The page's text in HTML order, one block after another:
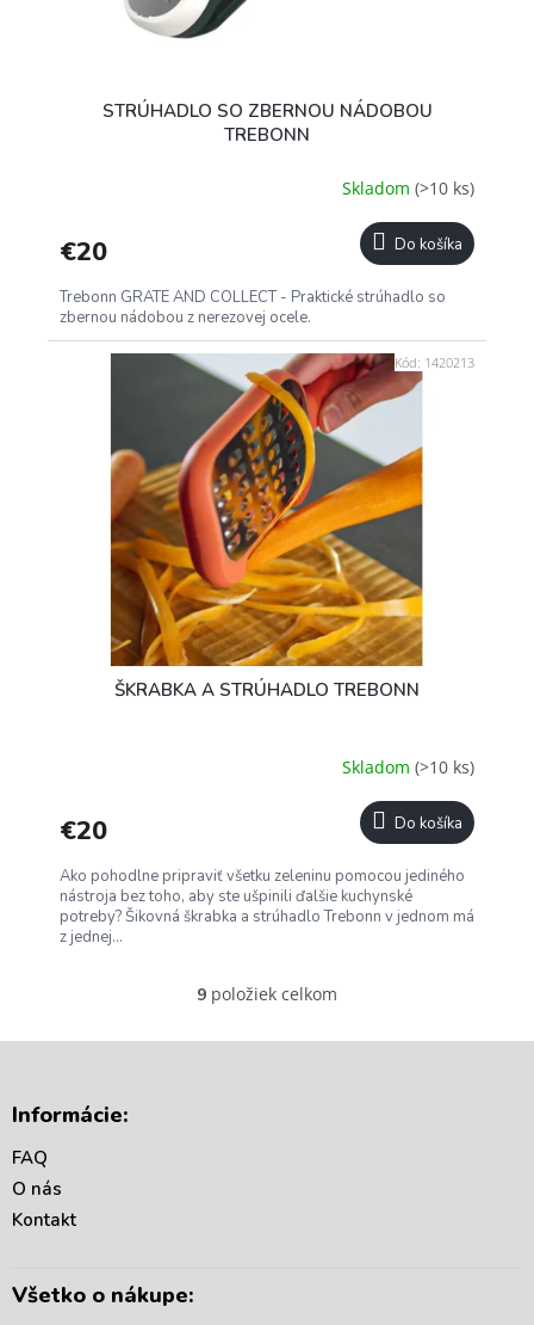
STRÚHADLO SO ZBERNOU NÁDOBOU
TREBONN
Skladom (>10 ks)
€20 Do košíka
Trebonn GRATE AND COLLECT - Praktické strúhadlo so
zbernou nádobou z nerezovej ocele.
ŠKRABKA A STRÚHADLO TREBONN
Skladom (>10 ks)
€20 Do košíka
Ako pohodlne pripraviť všetku zeleninu pomocou jediného
nástroja bez toho, aby ste ušpinili ďalšie kuchynské
potreby? Šikovná škrabka a strúhadlo Trebonn v jednom má
z jednej...
Kód: 1420213
O
l
9 položiek celkom
Informácie:
FAQ
O nás
Kontakt
Všetko o nákupe: